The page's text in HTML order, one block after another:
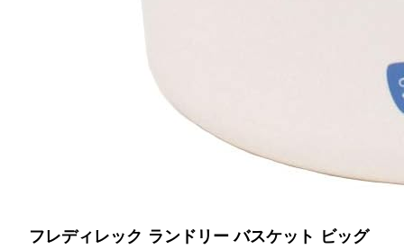
フレディレック ランドリー バスケット ビッグ